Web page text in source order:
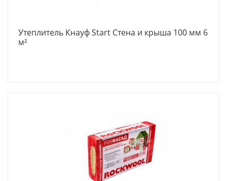
Утеплитель Кнауф Start Стена и крыша 100 мм 6
м²